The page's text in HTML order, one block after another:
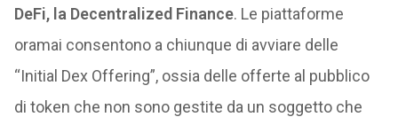
DeFi, la Decentralized Finance. Le piattaforme
oramai consentono a chiunque di avviare delle
“Initial Dex Offering”, ossia delle offerte al pubblico
di token che non sono gestite da un soggetto che